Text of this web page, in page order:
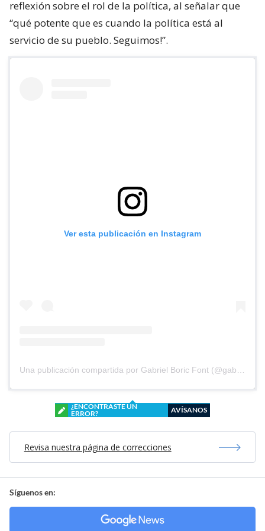
reflexión sobre el rol de la política, al señalar que
“qué potente que es cuando la política está al
servicio de su pueblo. Seguimos!”.
Ver esta publicación en Instagram
Una publicación compartida por Gabriel Boric Font (@gabrielboric)
¿ENCONTRASTE UN
ERROR?
AVÍSANOS
Revisa nuestra página de correcciones
Síguenos en: